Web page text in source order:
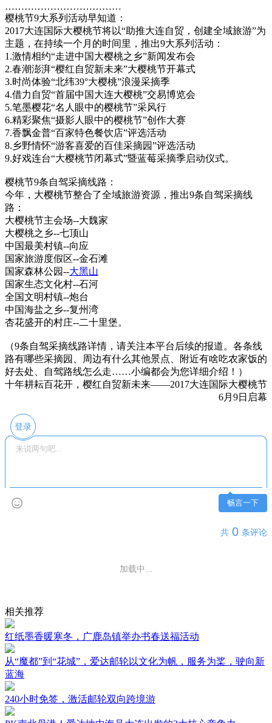
………………………………
樱桃节9大系列活动早知道：
2017大连国际大樱桃节将以“助推大连自贸，创建全域旅游”为
主题，在持续一个月的时间里，推出9大系列活动：
1.激情相约“走进中国大樱桃之乡”新闻发布会
2.春潮澎湃“樱红自贸新未来”大樱桃节开幕式
3.时尚体验“北纬39°大樱桃”浪漫采摘季
4.借力自贸“首届中国大连大樱桃”交易博览会
5.笔墨樱花“名人眼中的樱桃节”采风行
6.精彩聚焦“摄影人眼中的樱桃节”创作大赛
7.香飘金普“百家特色餐饮店”评选活动
8.乡野情怀“游客喜爱的百佳采摘园”评选活动
9.好戏连台“大樱桃节闭幕式”暨蓝莓采摘季启动仪式。
樱桃节9条自驾采摘线路：
今年，大樱桃节整合了全域旅游资源，推出9条自驾采摘线
路：
大樱桃节主会场--大魏家
大樱桃之乡--七顶山
中国最美村镇--向应
国家旅游度假区--金石滩
国家森林公园--大黑山
国家生态文化村--石河
全国文明村镇--炮台
中国海盐之乡--复州湾
杏花盛开的村庄--二十里堡。
（9条自驾采摘线路详情，请关注本平台后续的报道。各条线
路有哪些采摘园、周边有什么其他景点、附近有啥吃农家饭的
好去处、自驾路线怎么走……小编都会为您详细介绍！）
十年耕耘百花开，樱红自贸新未来——2017大连国际大樱桃节
6月9日启幕
登录
畅言一下
共 0 条评论
加载中...
相关推荐
红纸墨香暖寒冬，广鹿岛镇举办书春送福活动
从“魔都”到“花城”，爱达邮轮以文化为帆，服务为桨，驶向新
蓝海
240小时免签，激活邮轮双向跨境游